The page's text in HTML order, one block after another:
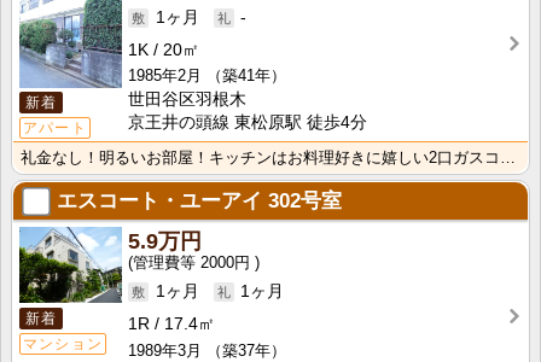
新着
アパート
1ヶ月
-
1K
20㎡
1985年2月
（築41年）
世田谷区羽根木
京王井の頭線 東松原駅 徒歩4分
エスコート・ユーアイ 302号室
新着
マンション
5.9万円
2000円
1ヶ月
1ヶ月
1R
17.4㎡
1989年3月
（築37年）